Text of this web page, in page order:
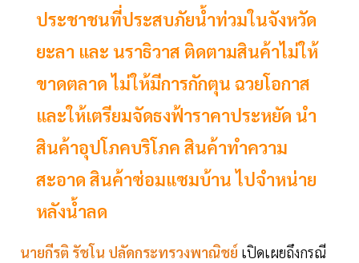
ประชาชนที่ประสบภัยน้ำท่วมในจังหวัด
ยะลา และ นราธิวาส ติดตามสินค้าไม่ให้
ขาดตลาด ไม่ให้มีการกักตุน ฉวยโอกาส
และให้เตรียมจัดธงฟ้าราคาประหยัด นำ
สินค้าอุปโภคบริโภค สินค้าทำความ
สะอาด สินค้าซ่อมแซมบ้าน ไปจำหน่าย
หลังน้ำลด
นายกีรติ รัชโน ปลัดกระทรวงพาณิชย์ เปิดเผยถึงกรณี